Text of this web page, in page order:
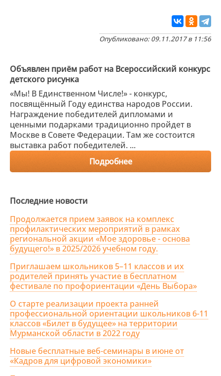
Опубликовано: 09.11.2017 в 11:56
Объявлен приём работ на Всероссийский конкурс
детского рисунка
«Мы! В Единственном Числе!» - конкурс,
посвящённый Году единства народов России.
Награждение победителей дипломами и
ценными подарками традиционно пройдет в
Москве в Совете Федерации. Там же состоится
выставка работ победителей. ...
Подробнее
Последние новости
Продолжается прием заявок на комплекс
профилактических мероприятий в рамках
региональной акции «Мое здоровье - основа
будущего!» в 2025/2026 учебном году.
Приглашаем школьников 5–11 классов и их
родителей принять участие в бесплатном
фестивале по профориентации «День Выбора»
О старте реализации проекта ранней
профессиональной ориентации школьников 6-11
классов «Билет в будущее» на территории
Мурманской области в 2022 году
Новые бесплатные веб-семинары в июне от
«Кадров для цифровой экономики»